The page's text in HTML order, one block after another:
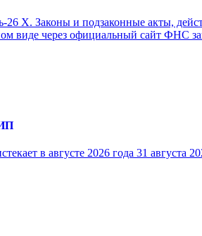
Законы и подзаконные акты,
виде через официальный сайт ФНС
в августе 2026 года 31